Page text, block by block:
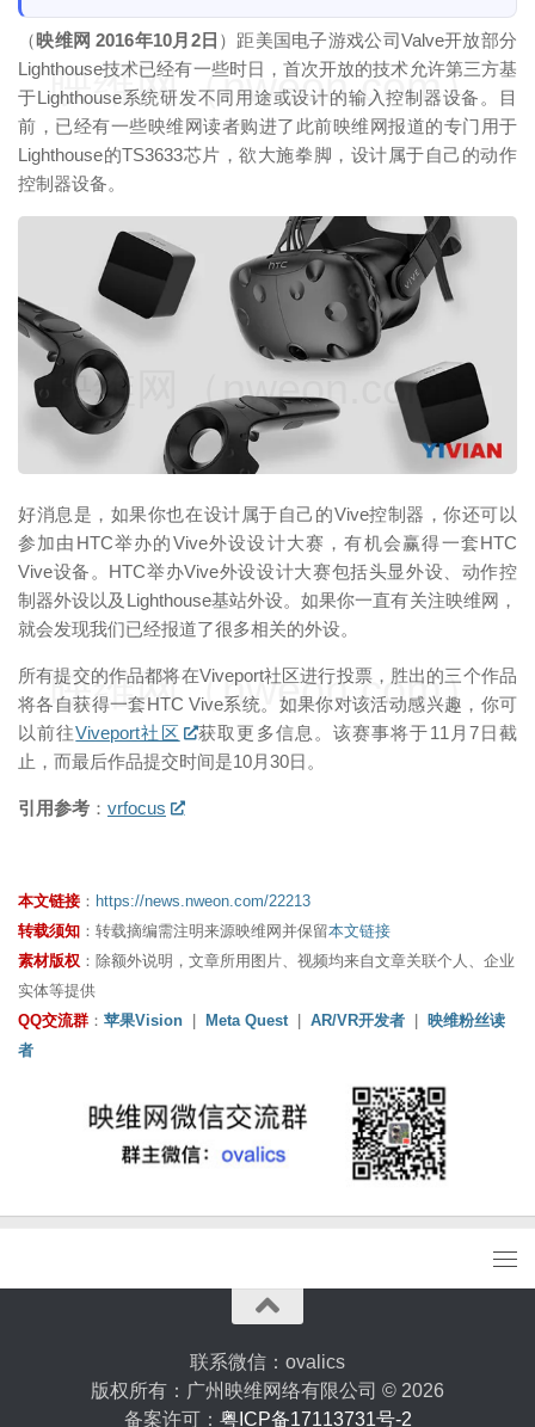
（映维网 2016年10月2日 ）距美国电子游戏公司Valve开放部分
Lighthouse技术已经有一些时日，首次开放的技术允许第三方基
于Lighthouse系统研发不同用途或设计的输入控制器设备。目
前，已经有一些映维网读者购进了此前映维网报道的专门用于
Lighthouse的TS3633芯片，欲大施拳脚，设计属于自己的动作
控制器设备。
好消息是，如果你也在设计属于自己的Vive控制器，你还可以
参加由HTC举办的Vive外设设计大赛，有机会赢得一套HTC
Vive设备。HTC举办Vive外设设计大赛包括头显外设、动作控
制器外设以及Lighthouse基站外设。如果你一直有关注映维网，
就会发现我们已经报道了很多相关的外设。
所有提交的作品都将在Viveport社区进行投票，胜出的三个作品
将各自获得一套HTC Vive系统。如果你对该活动感兴趣，你可
以前往Viveport社区
获取更多信息。该赛事将于11月7日截
止，而最后作品提交时间是10月30日。
引用参考 ： vrfocus
映维网（nweon.com）
映维网（nweon.com）
映维网（nweon.com）
本文链接 ： https://news.nweon.com/22213
转载须知 ：转载摘编需注明来源映维网并保留本文链接
素材版权 ：除额外说明，文章所用图片、视频均来自文章关联个人、企业
实体等提供
QQ交流群 ： 苹果Vision Meta Quest AR/VR开发者
映维粉丝读
者
联系微信：ovalics
版权所有：广州映维网络有限公司 © 2026
备案许可： 粤ICP备17113731号-2